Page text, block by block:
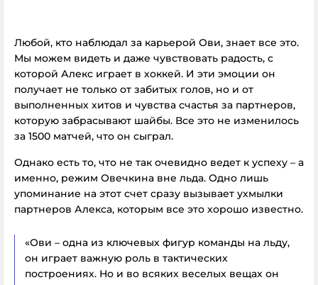
Любой, кто наблюдал за карьерой Ови, знает все это.
Мы можем видеть и даже чувствовать радость, с
которой Алекс играет в хоккей. И эти эмоции он
получает не только от забитых голов, но и от
выполненных хитов и чувства счастья за партнеров,
которую забрасывают шайбы. Все это не изменилось
за 1500 матчей, что он сыграл.
Однако есть то, что не так очевидно ведет к успеху – а
именно, режим Овечкина вне льда. Одно лишь
упоминание на этот счет сразу вызывает ухмылки
партнеров Алекса, которым все это хорошо известно.
«Ови – одна из ключевых фигур команды на льду,
он играет важную роль в тактических
построениях. Но и во всяких веселых вещах он